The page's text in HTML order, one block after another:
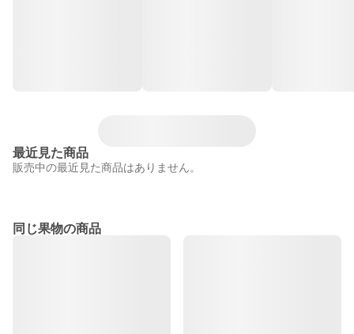
最近見た商品
販売中の最近見た商品はありません。
同じ果物の商品